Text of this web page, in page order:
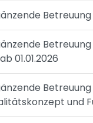
01.01.2026
und